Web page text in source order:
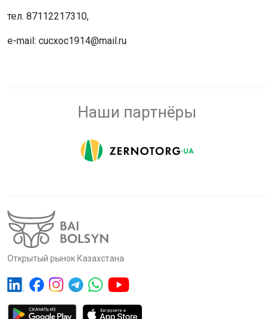
тел. 87112217310,
e-mail: сucxoc1914@mail.ru
Наши партнёры
Открытый рынок Казахстана